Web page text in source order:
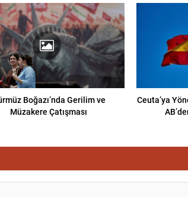
Boğazı’nda Gerilim ve
Müzakere Çatışması
Ceuta’ya